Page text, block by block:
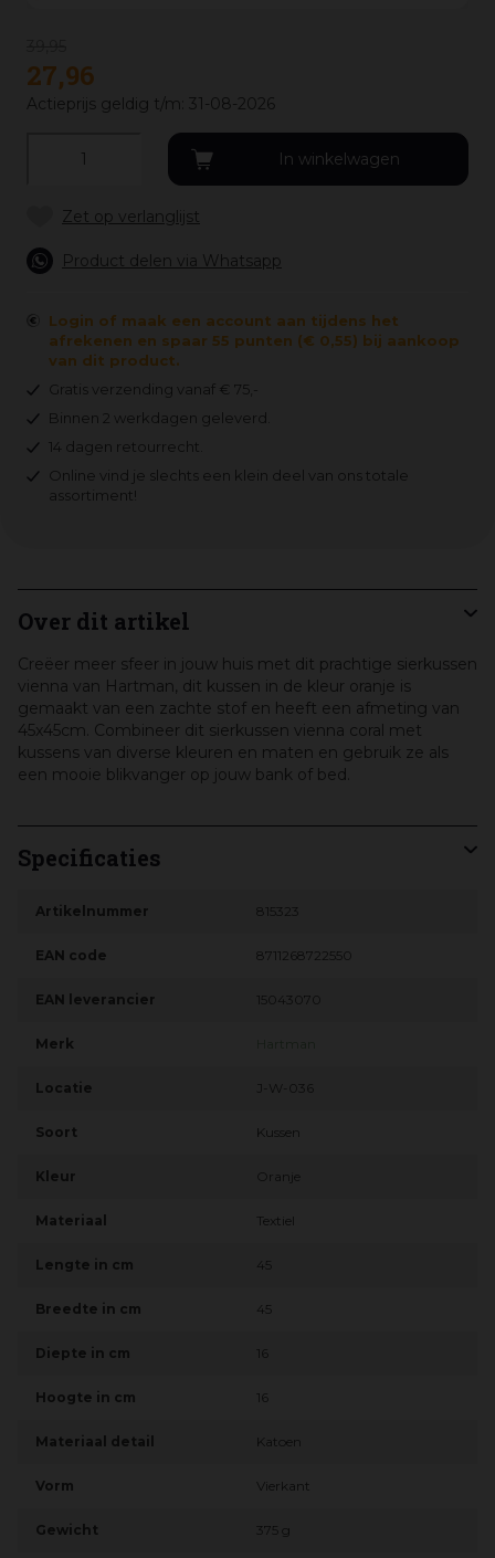
27,96
Actieprijs geldig t/m: 31-08-2026
Product delen via Whatsapp
Login of maak een account aan tijdens het
afrekenen en spaar 55 punten (€ 0,55) bij aankoop
van dit product.
Gratis verzending vanaf € 75,-
Binnen 2 werkdagen geleverd.
14 dagen retourrecht.
Online vind je slechts een klein deel van ons totale
assortiment!
Over dit artikel
Creëer meer sfeer in jouw huis met dit prachtige sierkussen
vienna van Hartman, dit kussen in de kleur oranje is
gemaakt van een zachte stof en heeft een afmeting van
45x45cm. Combineer dit sierkussen vienna coral met
kussens van diverse kleuren en maten en gebruik ze als
een mooie blikvanger op jouw bank of bed.
Specificaties
Artikelnummer 815323
EAN code 8711268722550
EAN leverancier 15043070
Merk
Locatie J-W-036
Soort Kussen
Kleur Oranje
Materiaal Textiel
Lengte in cm 45
Breedte in cm 45
Diepte in cm 16
Hoogte in cm 16
Materiaal detail Katoen
Vorm Vierkant
Gewicht 375 g